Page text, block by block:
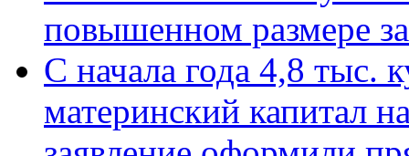
повышенном размере
С начала года 4,8 тыс.
материнский капитал